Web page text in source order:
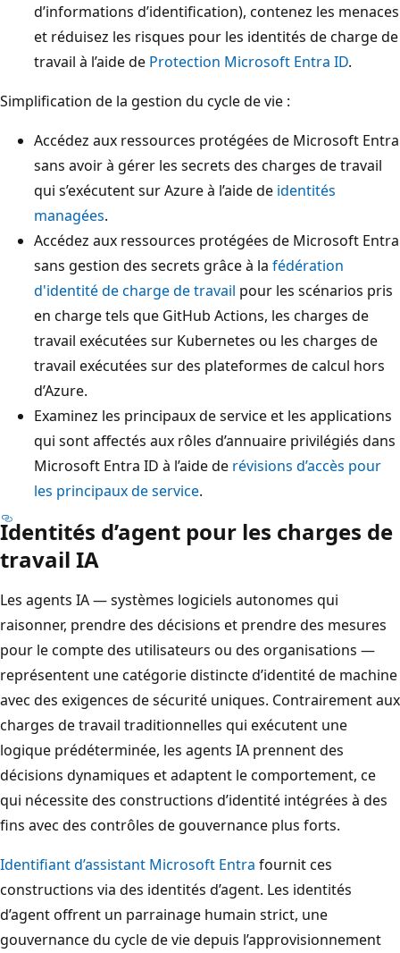
d’informations d’identification), contenez les menaces
et réduisez les risques pour les identités de charge de
travail à l’aide de Protection Microsoft Entra ID.
Simplification de la gestion du cycle de vie :
Accédez aux ressources protégées de Microsoft Entra
sans avoir à gérer les secrets des charges de travail
qui s’exécutent sur Azure à l’aide de identités
managées.
Accédez aux ressources protégées de Microsoft Entra
sans gestion des secrets grâce à la fédération
d'identité de charge de travail pour les scénarios pris
en charge tels que GitHub Actions, les charges de
travail exécutées sur Kubernetes ou les charges de
travail exécutées sur des plateformes de calcul hors
d’Azure.
Examinez les principaux de service et les applications
qui sont affectés aux rôles d’annuaire privilégiés dans
Microsoft Entra ID à l’aide de révisions d’accès pour
les principaux de service.
Identités d’agent pour les charges de
travail IA
Les agents IA — systèmes logiciels autonomes qui
raisonner, prendre des décisions et prendre des mesures
pour le compte des utilisateurs ou des organisations —
représentent une catégorie distincte d’identité de machine
avec des exigences de sécurité uniques. Contrairement aux
charges de travail traditionnelles qui exécutent une
logique prédéterminée, les agents IA prennent des
décisions dynamiques et adaptent le comportement, ce
qui nécessite des constructions d’identité intégrées à des
fins avec des contrôles de gouvernance plus forts.
Identifiant d’assistant Microsoft Entra fournit ces
constructions via des identités d’agent. Les identités
d’agent offrent un parrainage humain strict, une
gouvernance du cycle de vie depuis l’approvisionnement